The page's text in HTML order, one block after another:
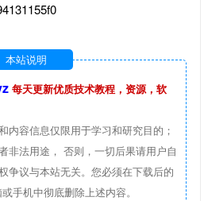
本站说明
每天更新优质技术教程，资源，软
内容信息仅限用于学习和研究目的；
非法用途， 否则，一切后果请用户自
争议与本站无关。您必须在下载后的
手机中彻底删除上述内容。